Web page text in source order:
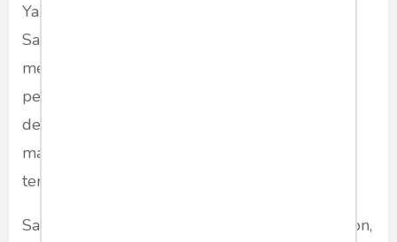
Yang menarik, pasangan suami istri Gene dan
Sandy Ralston melakukan pekerjaan tanpa
menarik bayaran, mereka hanya minta ongkos
perjalanan (travel expenses). Bandingkan
dengan tim SAR komersial yang men-charge
mahal sekali untuk mencari tubuh yang
tenggelam ini.
Saya tidak tahu nomor kontak suami istri Ralston,